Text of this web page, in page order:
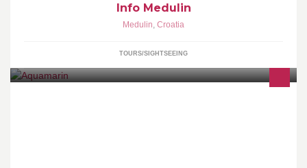
Info Medulin
Medulin, Croatia
TOURS/SIGHTSEEING